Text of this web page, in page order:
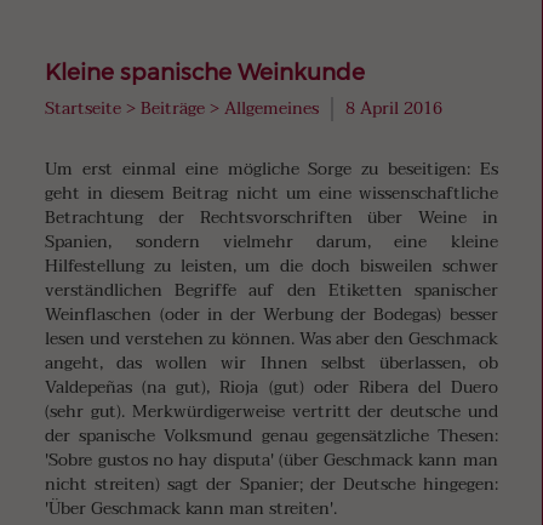
Kleine spanische Weinkunde
Startseite >Beiträge >Allgemeines 8 April 2016
Um erst einmal eine mögliche Sorge zu beseitigen: Es
geht in diesem Beitrag nicht um eine wissenschaftliche
Betrachtung der Rechtsvorschriften über Weine in
Spanien, sondern vielmehr darum, eine kleine
Hilfestellung zu leisten, um die doch bisweilen schwer
verständlichen Begriffe auf den Etiketten spanischer
Weinflaschen (oder in der Werbung der Bodegas) besser
lesen und verstehen zu können. Was aber den Geschmack
angeht, das wollen wir Ihnen selbst überlassen, ob
Valdepeñas (na gut), Rioja (gut) oder Ribera del Duero
(sehr gut). Merkwürdigerweise vertritt der deutsche und
der spanische Volksmund genau gegensätzliche Thesen:
'Sobre gustos no hay disputa' (über Geschmack kann man
nicht streiten) sagt der Spanier; der Deutsche hingegen:
'Über Geschmack kann man streiten'.